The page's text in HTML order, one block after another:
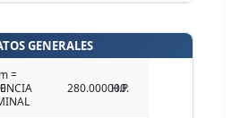
GENERALES
=
280.000000
H.P.